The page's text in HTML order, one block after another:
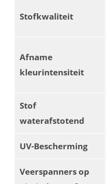
Stofkwaliteit
Afname
kleurintensiteit
Stof
waterafstotend
UV-Bescherming
Veerspanners op